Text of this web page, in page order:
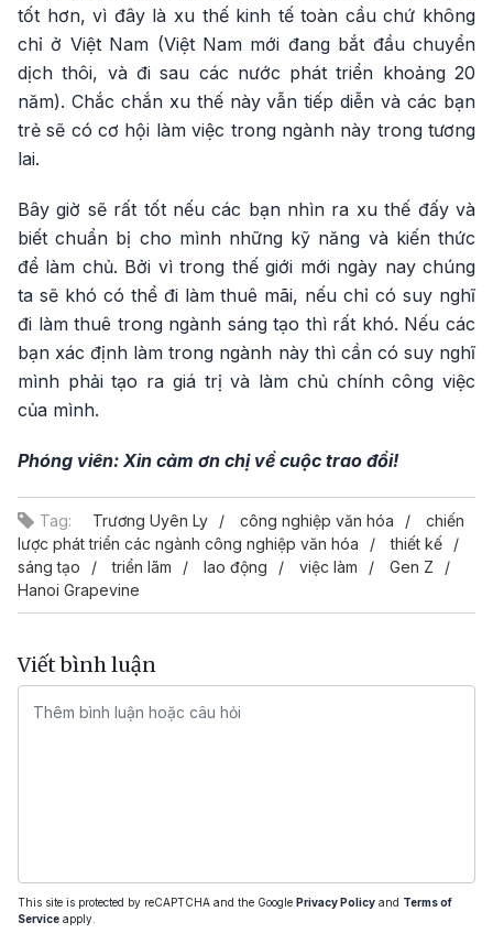
tốt hơn, vì đây là xu thế kinh tế toàn cầu chứ không
chỉ ở Việt Nam (Việt Nam mới đang bắt đầu chuyển
dịch thôi, và đi sau các nước phát triển khoảng 20
năm). Chắc chắn xu thế này vẫn tiếp diễn và các bạn
trẻ sẽ có cơ hội làm việc trong ngành này trong tương
lai.
Bây giờ sẽ rất tốt nếu các bạn nhìn ra xu thế đấy và
biết chuẩn bị cho mình những kỹ năng và kiến thức
để làm chủ. Bởi vì trong thế giới mới ngày nay chúng
ta sẽ khó có thể đi làm thuê mãi, nếu chỉ có suy nghĩ
đi làm thuê trong ngành sáng tạo thì rất khó. Nếu các
bạn xác định làm trong ngành này thì cần có suy nghĩ
mình phải tạo ra giá trị và làm chủ chính công việc
của mình.
Phóng viên: Xin cảm ơn chị về cuộc trao đổi!
Tag: Trương Uyên Ly công nghiệp văn hóa
chiến
lược phát triển các ngành công nghiệp văn hóa
thiết kế
sáng tạo
triển lãm lao động việc làm
Gen Z
Hanoi Grapevine
Viết bình luận
This site is protected by reCAPTCHA and the Google Privacy Policy and Terms of
Service apply.